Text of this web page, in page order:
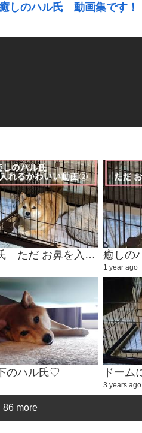
しのハル氏 動画集です！
癒しのハル氏 ただ お鼻を入れるかわいい動画②
1 year ago
のハル氏♡
3 years ago
86 more